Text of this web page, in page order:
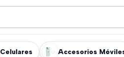
Celulares Accesorios